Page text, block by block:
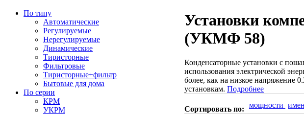
По типу
Автоматические
Регулируемые
Нерегулируемые
Динамические
Тиристорные
Фильтровые
Тиристорные+фильтр
Бытовые для дома
По серии
КРМ
УКРМ
Установки
(УКМФ 58)
Конденсаторные установки с
использования электрической
более, как на низкое напряжение
установкам. Подробнее
Сортировать по: мощности